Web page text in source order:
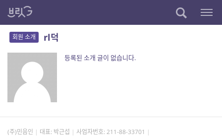
회원 소개 rl덕
등록된 소개 글이 없습니다.
(주)민음인 대표: 박근섭 사업자번호: 211-88-33701